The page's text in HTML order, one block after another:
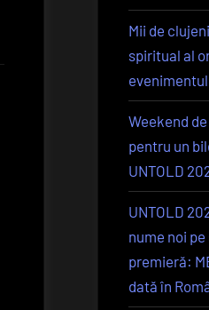
Mii de
spiritual al
Weekend
pentru un
UNTOLD
UNTOLD
nume noi
premieră:
dată în